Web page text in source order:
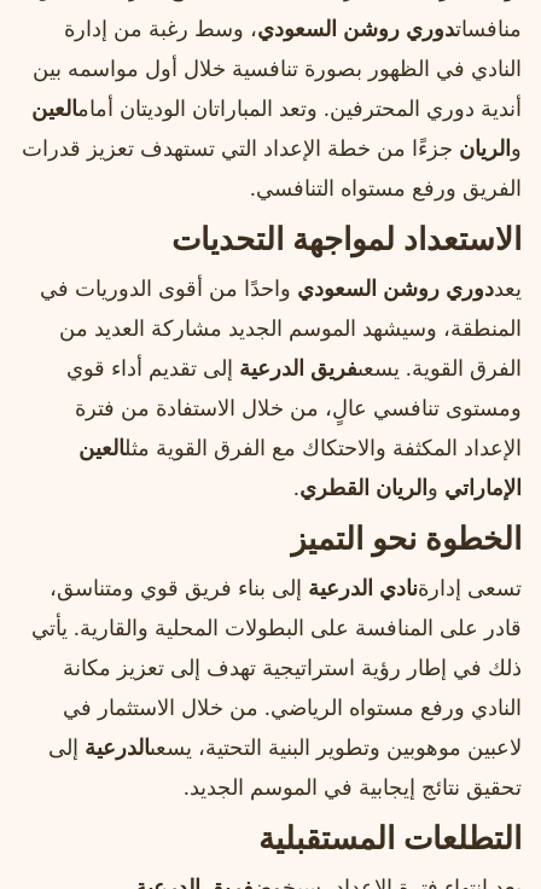
منافساتدوري روشن السعودي، وسط رغبة من إدارة
النادي في الظهور بصورة تنافسية خلال أول مواسمه بين
أندية دوري المحترفين. وتعد المباراتان الوديتان أمامالعين
والريان جزءًا من خطة الإعداد التي تستهدف تعزيز قدرات
الفريق ورفع مستواه التنافسي.
الاستعداد لمواجهة التحديات
يعددوري روشن السعودي واحدًا من أقوى الدوريات في
المنطقة، وسيشهد الموسم الجديد مشاركة العديد من
الفرق القوية. يسعىفريق الدرعية إلى تقديم أداء قوي
ومستوى تنافسي عالٍ، من خلال الاستفادة من فترة
الإعداد المكثفة والاحتكاك مع الفرق القوية مثلالعين
الإماراتي والريان القطري.
الخطوة نحو التميز
تسعى إدارةنادي الدرعية إلى بناء فريق قوي ومتناسق،
قادر على المنافسة على البطولات المحلية والقارية. يأتي
ذلك في إطار رؤية استراتيجية تهدف إلى تعزيز مكانة
النادي ورفع مستواه الرياضي. من خلال الاستثمار في
لاعبين موهوبين وتطوير البنية التحتية، يسعىالدرعية إلى
تحقيق نتائج إيجابية في الموسم الجديد.
التطلعات المستقبلية